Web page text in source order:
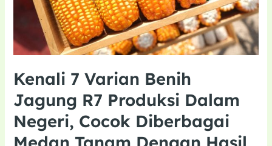
Kenali 7 Varian Benih
Jagung R7 Produksi Dalam
Negeri, Cocok Diberbagai
Dalam
Cocok
Medan
Tanam
Dengan
Hasil